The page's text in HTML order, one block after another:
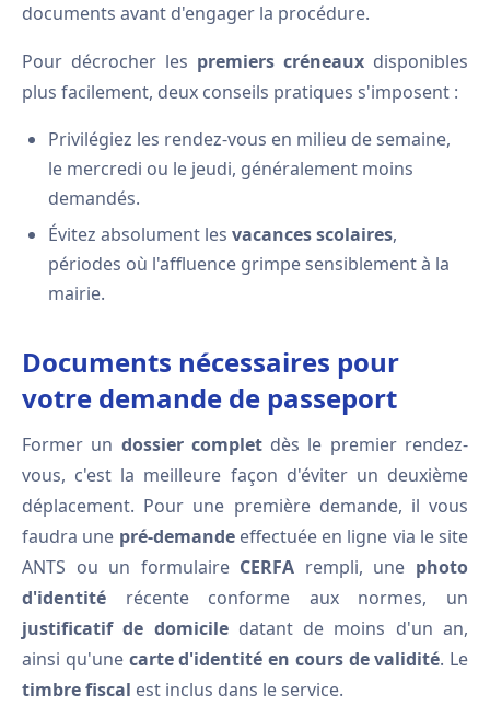
documents avant d'engager la procédure.
Pour décrocher les premiers créneaux disponibles
plus facilement, deux conseils pratiques s'imposent :
Privilégiez les rendez-vous en milieu de semaine,
le mercredi ou le jeudi, généralement moins
demandés.
Évitez absolument les vacances scolaires,
périodes où l'affluence grimpe sensiblement à la
mairie.
Documents nécessaires pour
votre demande de passeport
Former un dossier completdès le premier rendez-
vous, c'est la meilleure façon d'éviter un deuxième
déplacement. Pour une première demande, il vous
faudra une pré-demandeeffectuée en ligne via le site
ANTS ou un formulaire CERFA rempli, une photo
d'identité récente conforme aux normes, un
justificatif de domiciledatant de moins d'un an,
ainsi qu'une carte d'identité en cours de validité. Le
timbre fiscal est inclus dans le service.